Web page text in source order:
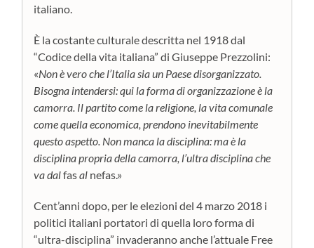
italiano.
È la costante culturale descritta nel 1918 dal
“Codice della vita italiana” di Giuseppe Prezzolini:
«Non è vero che l’Italia sia un Paese disorganizzato.
Bisogna intendersi: qui la forma di organizzazione è la
camorra. Il partito come la religione, la vita comunale
come quella economica, prendono inevitabilmente
questo aspetto. Non manca la disciplina: ma è la
disciplina propria dellacamorra, l’ultra disciplina che
va dalfasal nefas.»
Cent’anni dopo, per le elezioni del 4 marzo 2018 i
politici italiani portatori di quella loro forma di
“ultra-disciplina” invaderanno anche l’attuale Free